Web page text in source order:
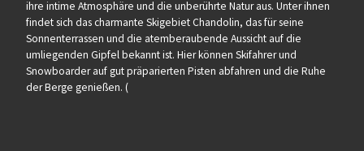
ihre intime Atmosphäre und die unberührte Natur aus. Unter ihnen
findet sich das charmante Skigebiet Chandolin, das für seine
Sonnenterrassen und die atemberaubende Aussicht auf die
umliegenden Gipfel bekannt ist. Hier können Skifahrer und
Snowboarder auf gut präparierten Pisten abfahren und die Ruhe
der Berge genießen. (